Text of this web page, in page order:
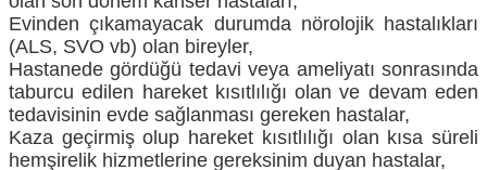
Evinden çıkamayacak durumda nörolojik hastalıkları
(ALS, SVO vb) olan bireyler,
Hastanede gördüğü tedavi veya ameliyatı sonrasında
taburcu edilen hareket kısıtlılığı olan ve devam eden
tedavisinin evde sağlanması gereken hastalar,
Kaza geçirmiş olup hareket kısıtlılığı olan kısa süreli
hemşirelik hizmetlerine gereksinim duyan hastalar,